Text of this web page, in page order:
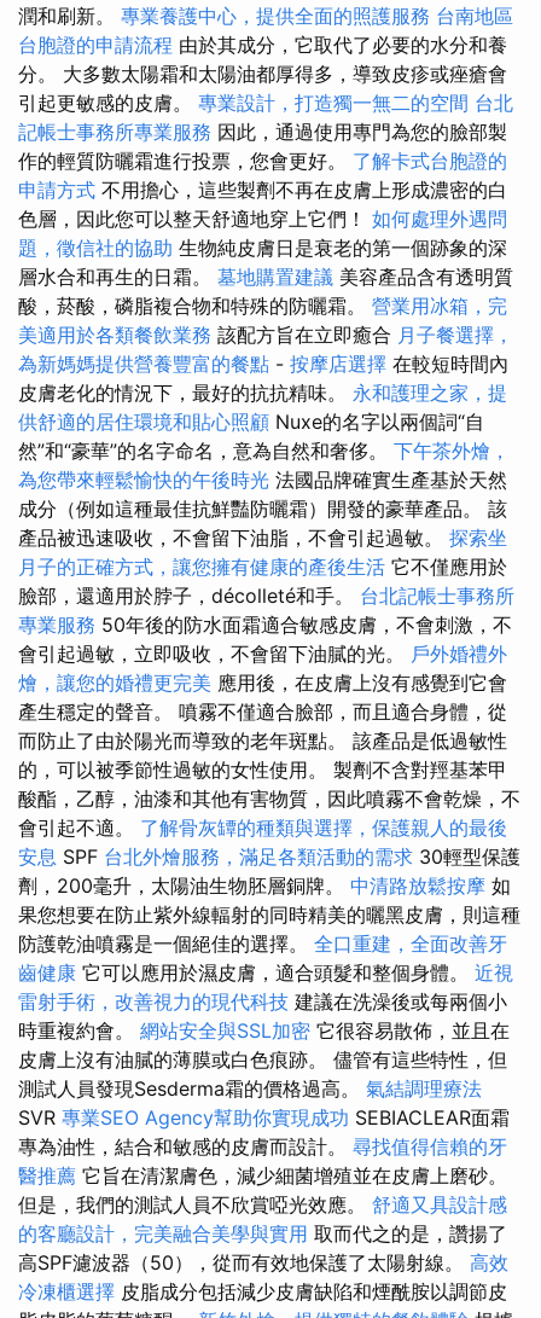
潤和刷新。 專業養護中心，提供全面的照護服務 台南地區
台胞證的申請流程 由於其成分，它取代了必要的水分和養
分。 大多數太陽霜和太陽油都厚得多，導致皮疹或痤瘡會
引起更敏感的皮膚。 專業設計，打造獨一無二的空間 台北
記帳士事務所專業服務 因此，通過使用專門為您的臉部製
作的輕質防曬霜進行投票，您會更好。 了解卡式台胞證的
申請方式 不用擔心，這些製劑不再在皮膚上形成濃密的白
色層，因此您可以整天舒適地穿上它們！ 如何處理外遇問
題，徵信社的協助 生物純皮膚日是衰老的第一個跡象的深
層水合和再生的日霜。 墓地購置建議 美容產品含有透明質
酸，菸酸，磷脂複合物和特殊的防曬霜。 營業用冰箱，完
美適用於各類餐飲業務 該配方旨在立即癒合 月子餐選擇，
為新媽媽提供營養豐富的餐點 - 按摩店選擇 在較短時間內
皮膚老化的情況下，最好的抗抗精味。 永和護理之家，提
供舒適的居住環境和貼心照顧 Nuxe的名字以兩個詞“自
然”和“豪華”的名字命名，意為自然和奢侈。 下午茶外燴，
為您帶來輕鬆愉快的午後時光 法國品牌確實生產基於天然
成分（例如這種最佳抗鮮豔防曬霜）開發的豪華產品。 該
產品被迅速吸收，不會留下油脂，不會引起過敏。 探索坐
月子的正確方式，讓您擁有健康的產後生活 它不僅應用於
臉部，還適用於脖子，décolleté和手。 台北記帳士事務所
專業服務 50年後的防水面霜適合敏感皮膚，不會刺激，不
會引起過敏，立即吸收，不會留下油膩的光。 戶外婚禮外
燴，讓您的婚禮更完美 應用後，在皮膚上沒有感覺到它會
產生穩定的聲音。 噴霧不僅適合臉部，而且適合身體，從
而防止了由於陽光而導致的老年斑點。 該產品是低過敏性
的，可以被季節性過敏的女性使用。 製劑不含對羥基苯甲
酸酯，乙醇，油漆和其他有害物質，因此噴霧不會乾燥，不
會引起不適。 了解骨灰罈的種類與選擇，保護親人的最後
安息 SPF 台北外燴服務，滿足各類活動的需求 30輕型保護
劑，200毫升，太陽油生物胚層銅牌。 中清路放鬆按摩 如
果您想要在防止紫外線輻射的同時精美的曬黑皮膚，則這種
防護乾油噴霧是一個絕佳的選擇。 全口重建，全面改善牙
齒健康 它可以應用於濕皮膚，適合頭髮和整個身體。 近視
雷射手術，改善視力的現代科技 建議在洗澡後或每兩個小
時重複約會。 網站安全與SSL加密 它很容易散佈，並且在
皮膚上沒有油膩的薄膜或白色痕跡。 儘管有這些特性，但
測試人員發現Sesderma霜的價格過高。 氣結調理療法
SVR 專業SEO Agency幫助你實現成功 SEBIACLEAR面霜
專為油性，結合和敏感的皮膚而設計。 尋找值得信賴的牙
醫推薦 它旨在清潔膚色，減少細菌增殖並在皮膚上磨砂。
但是，我們的測試人員不欣賞啞光效應。 舒適又具設計感
的客廳設計，完美融合美學與實用 取而代之的是，讚揚了
高SPF濾波器（50），從而有效地保護了太陽射線。 高效
冷凍櫃選擇 皮脂成分包括減少皮膚缺陷和煙酰胺以調節皮